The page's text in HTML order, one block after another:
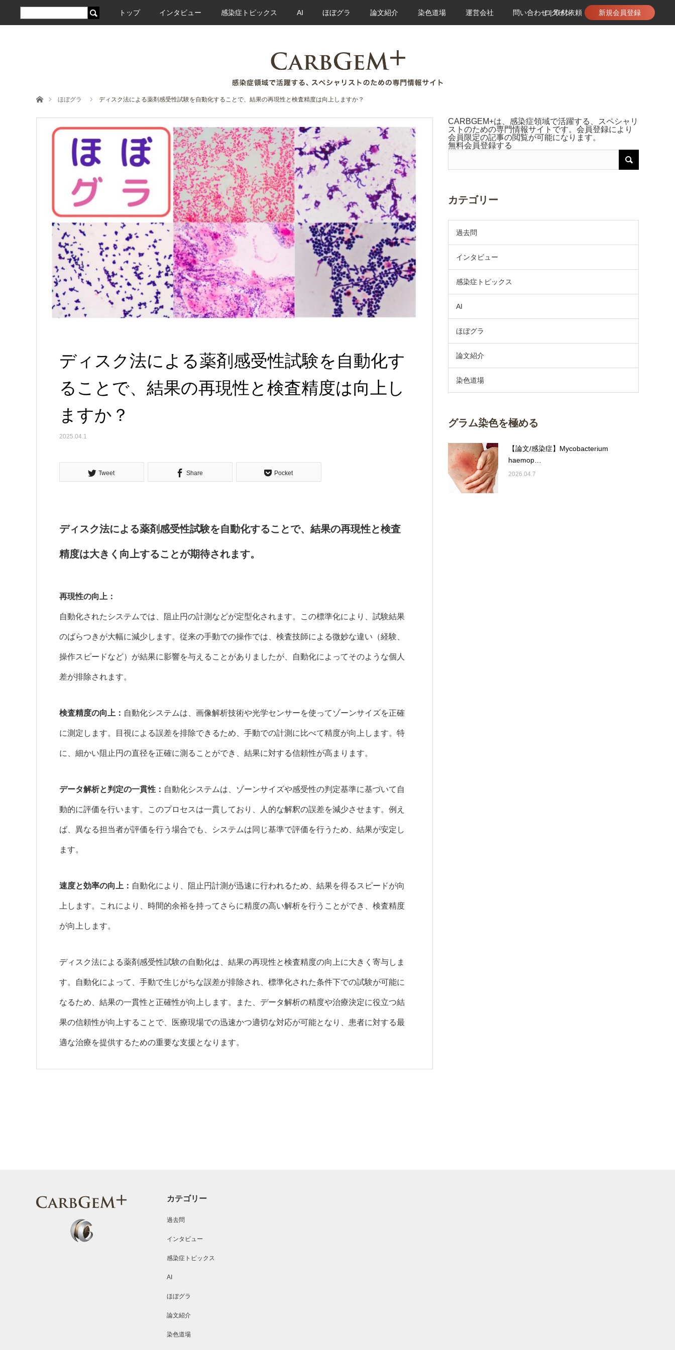
トップ インタビュー 感染症トピックス AI ほぼグラ 論文紹介 染色道場 運営会社 問い合わせ | 取材依頼
ログイン 新規会員登録
ホームほぼグラ ディスク法による薬剤感受性試験を自動化することで、結果の再現性と検査精度は向上しますか？
ディスク法による薬剤感受性試験を自動化す
ることで、結果の再現性と検査精度は向上し
ますか？
2025.04.1
Tweet Share Pocket
ディスク法による薬剤感受性試験を自動化することで、結果の再現性と検査
精度は大きく向上することが期待されます。
再現性の向上：
自動化されたシステムでは、阻止円の計測などが定型化されます。この標準化により、試験結果
のばらつきが大幅に減少します。従来の手動での操作では、検査技師による微妙な違い（経験、
操作スピードなど）が結果に影響を与えることがありましたが、自動化によってそのような個人
差が排除されます。
検査精度の向上： 自動化システムは、画像解析技術や光学センサーを使ってゾーンサイズを正確
に測定します。目視による誤差を排除できるため、手動での計測に比べて精度が向上します。特
に、細かい阻止円の直径を正確に測ることができ、結果に対する信頼性が高まります。
データ解析と判定の一貫性： 自動化システムは、ゾーンサイズや感受性の判定基準に基づいて自
動的に評価を行います。このプロセスは一貫しており、人的な解釈の誤差を減少させます。例え
ば、異なる担当者が評価を行う場合でも、システムは同じ基準で評価を行うため、結果が安定し
ます。
速度と効率の向上： 自動化により、阻止円計測が迅速に行われるため、結果を得るスピードが向
上します。これにより、時間的余裕を持ってさらに精度の高い解析を行うことができ、検査精度
が向上します。
ディスク法による薬剤感受性試験の自動化は、結果の再現性と検査精度の向上に大きく寄与しま
す。自動化によって、手動で生じがちな誤差が排除され、標準化された条件下での試験が可能に
なるため、結果の一貫性と正確性が向上します。また、データ解析の精度や治療決定に役立つ結
果の信頼性が向上することで、医療現場での迅速かつ適切な対応が可能となり、患者に対する最
適な治療を提供するための重要な支援となります。
CARBGEM+は、感染症領域で活躍する、スペシャリ
ストのための専門情報サイトです。会員登録により
会員限定の記事の閲覧が可能になります。
無料会員登録する
カテゴリー
過去問
インタビュー
感染症トピックス
AI
ほぼグラ
論文紹介
染色道場
グラム染色を極める
【論文/感染症】Mycobacterium
haemop…
2026.04.7
カテゴリー
過去問
インタビュー
感染症トピックス
AI
ほぼグラ
論文紹介
染色道場